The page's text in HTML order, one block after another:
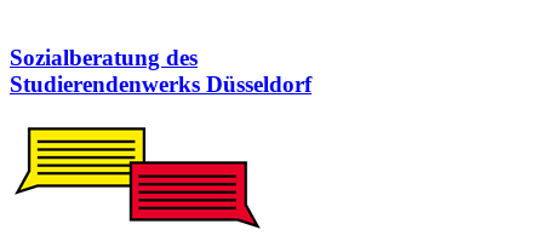
Sozialberatung des
Studierendenwerks Düsseldorf​